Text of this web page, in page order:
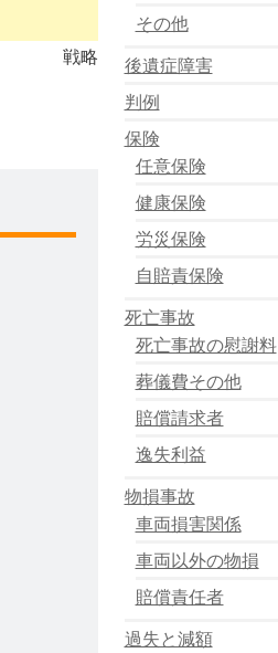
戦略
その他
後遺症障害
判例
保険
任意保険
健康保険
労災保険
自賠責保険
死亡事故
死亡事故の慰謝料
葬儀費その他
賠償請求者
逸失利益
物損事故
車両損害関係
車両以外の物損
賠償責任者
過失と減額